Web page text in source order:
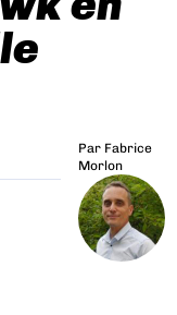
Par Fabrice
Morlon